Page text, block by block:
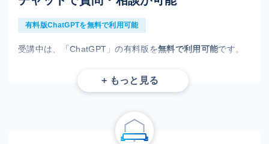
有料版ChatGPTを無料で利用可能
受講中は、「ChatGPT」の有料版を無料で利用可能です。
ビューなどご自身のタイミングで利用することができます。
その他のご利用条件は利用規約をご確認ください。